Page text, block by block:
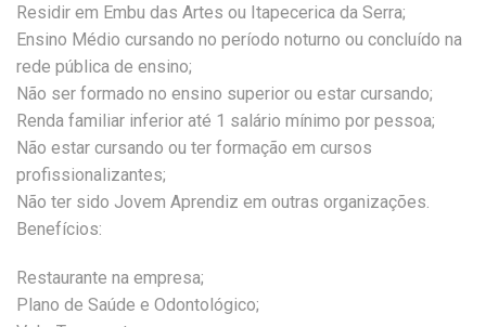
Residir em Embu das Artes ou Itapecerica da Serra;
Ensino Médio cursando no período noturno ou concluído na
rede pública de ensino;
Não ser formado no ensino superior ou estar cursando;
Renda familiar inferior até 1 salário mínimo por pessoa;
Não estar cursando ou ter formação em cursos
profissionalizantes;
Não ter sido Jovem Aprendiz em outras organizações.
Benefícios:
Restaurante na empresa;
Plano de Saúde e Odontológico;